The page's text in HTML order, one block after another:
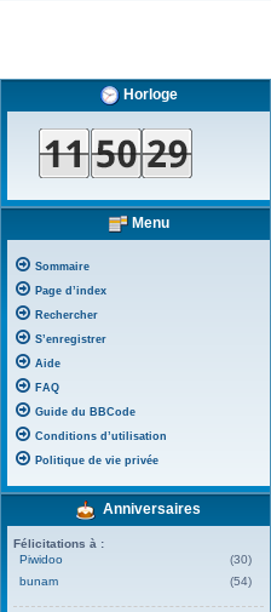
Horloge
Menu
Sommaire
Page d’index
Rechercher
S’enregistrer
Aide
FAQ
Guide du BBCode
Conditions d’utilisation
Politique de vie privée
Anniversaires
Félicitations à :
Piwidoo
(30)
bunam
(54)